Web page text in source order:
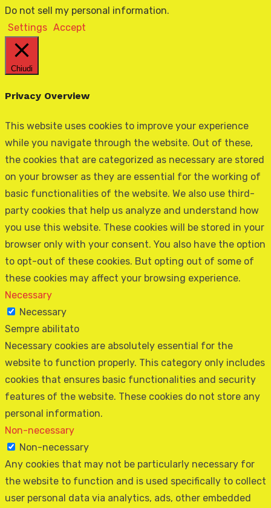
Do not sell my personal information.
Settings Accept
Chiudi
Privacy Overview
This website uses cookies to improve your experience
while you navigate through the website. Out of these,
the cookies that are categorized as necessary are stored
on your browser as they are essential for the working of
basic functionalities of the website. We also use third-
party cookies that help us analyze and understand how
you use this website. These cookies will be stored in your
browser only with your consent. You also have the option
to opt-out of these cookies. But opting out of some of
these cookies may affect your browsing experience.
Necessary
Necessary
Sempre abilitato
Necessary cookies are absolutely essential for the
website to function properly. This category only includes
cookies that ensures basic functionalities and security
features of the website. These cookies do not store any
personal information.
Non-necessary
Non-necessary
Any cookies that may not be particularly necessary for
the website to function and is used specifically to collect
user personal data via analytics, ads, other embedded